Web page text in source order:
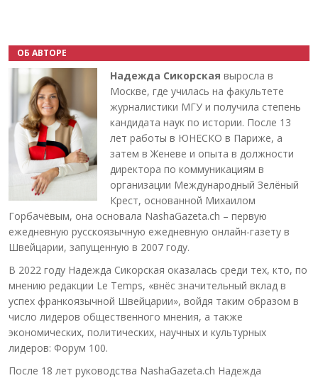
ОБ АВТОРЕ
Надежда Сикорская выросла в
Москве, где училась на факультете
журналистики МГУ и получила степень
кандидата наук по истории. После 13
лет работы в ЮНЕСКО в Париже, а
затем в Женеве и опыта в должности
директора по коммуникациям в
организации Международный Зелёный
Крест, основанной Михаилом
Горбачёвым, она основала NashaGazeta.ch – первую
ежедневную русскоязычную ежедневную онлайн-газету в
Швейцарии, запущенную в 2007 году.
В 2022 году Надежда Сикорская оказалась среди тех, кто, по
мнению редакции Le Temps, «внёс значительный вклад в
успех франкоязычной Швейцарии», войдя таким образом в
число лидеров общественного мнения, а также
экономических, политических, научных и культурных
лидеров: Форум 100.
После 18 лет руководства NashaGazeta.ch Надежда